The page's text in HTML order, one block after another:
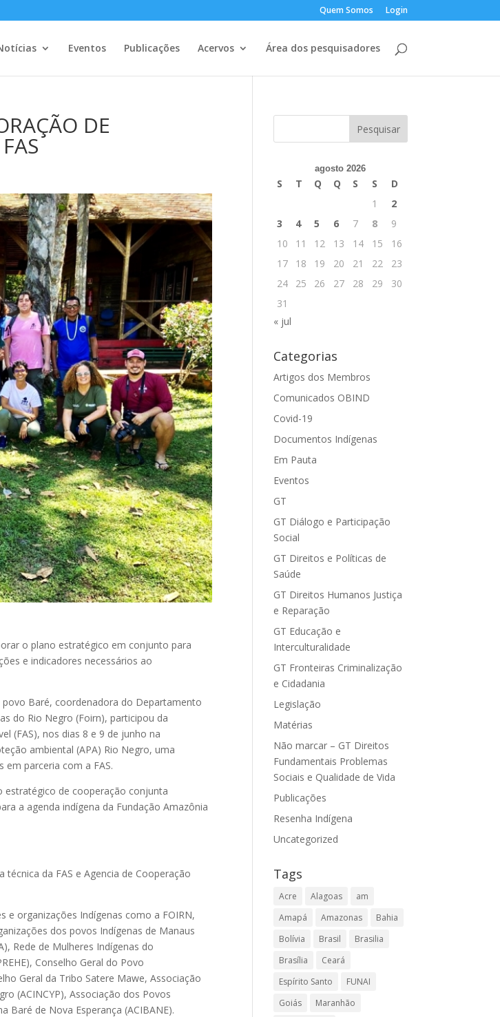
Quem Somos Login
Eventos Publicações Acervos Área dos pesquisadores
DE
o plano estratégico em conjunto para
e indicadores necessários ao
Baré, coordenadora do Departamento
do Rio Negro (Foirn), participou da
(FAS), nos dias 8 e 9 de junho na
ambiental (APA) Rio Negro, uma
parceria com a FAS.
de cooperação conjunta
a agenda indígena da Fundação Amazônia
da FAS e Agencia de Cooperação
e organizações Indígenas como a FOIRN,
dos povos Indígenas de Manaus
Rede de Mulheres Indígenas do
Conselho Geral do Povo
Geral da Tribo Satere Mawe, Associação
(ACINCYP), Associação dos Povos
Baré de Nova Esperança (ACIBANE).
agosto 2026
S T Q Q S S
D
1
2
3
4 5 6 7 8
9
10
11 12 13 14 15
16
17
18 19 20 21 22
23
24
25 26 27 28 29
30
31
« jul
Categorias
Artigos dos Membros
Comunicados OBIND
Covid-19
Documentos Indígenas
Em Pauta
Eventos
GT
GT Diálogo e Participação
Social
GT Direitos e Políticas de
Saúde
GT Direitos Humanos Justiça
e Reparação
GT Educação e
Interculturalidade
GT Fronteiras Criminalização
e Cidadania
Legislação
Matérias
Não marcar – GT Direitos
Fundamentais Problemas
Sociais e Qualidade de Vida
Publicações
Resenha Indígena
Uncategorized
Tags
Acre Alagoas
am
Amapá
Amazonas
Bahia
Bolívia
Brasil
Brasilia
Brasília
Ceará
Espírito Santo
FUNAI
Goiás
Maranhão